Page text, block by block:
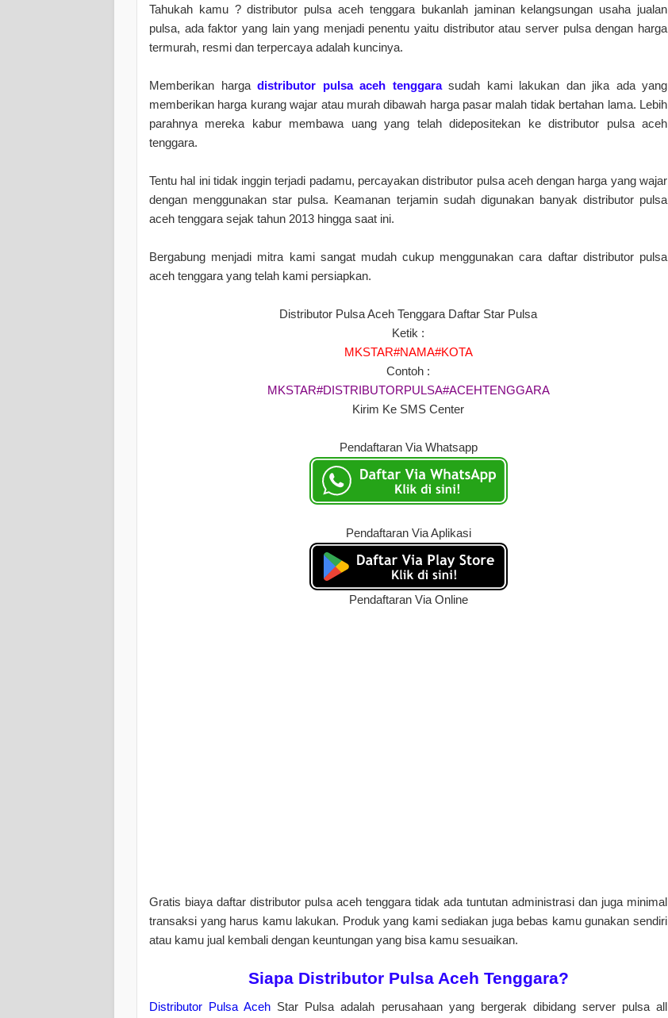
Tahukah kamu ? distributor pulsa aceh tenggara bukanlah jaminan kelangsungan usaha jualan
pulsa, ada faktor yang lain yang menjadi penentu yaitu distributor atau server pulsa dengan harga
termurah, resmi dan terpercaya adalah kuncinya.
Memberikan harga distributor pulsa aceh tenggarasudah kami lakukan dan jika ada yang
memberikan harga kurang wajar atau murah dibawah harga pasar malah tidak bertahan lama. Lebih
parahnya mereka kabur membawa uang yang telah didepositekan ke distributor pulsa aceh
tenggara.
Tentu hal ini tidak inggin terjadi padamu, percayakan distributor pulsa aceh dengan harga yang wajar
dengan menggunakan star pulsa. Keamanan terjamin sudah digunakan banyak distributor pulsa
aceh tenggara sejak tahun 2013 hingga saat ini.
Bergabung menjadi mitra kami sangat mudah cukup menggunakan cara daftar distributor pulsa
aceh tenggara yang telah kami persiapkan.
Distributor Pulsa Aceh Tenggara Daftar Star Pulsa
Ketik :
MKSTAR#NAMA#KOTA
Contoh :
MKSTAR#DISTRIBUTORPULSA#ACEHTENGGARA
Kirim Ke SMS Center
Pendaftaran Via Whatsapp
Pendaftaran Via Aplikasi
Pendaftaran Via Online
Gratis biaya daftar distributor pulsa aceh tenggara tidak ada tuntutan administrasi dan juga minimal
transaksi yang harus kamu lakukan. Produk yang kami sediakan juga bebas kamu gunakan sendiri
atau kamu jual kembali dengan keuntungan yang bisa kamu sesuaikan.
Siapa Distributor Pulsa Aceh Tenggara?
Distributor Pulsa Aceh Star Pulsa adalah perusahaan yang bergerak dibidang server pulsa all